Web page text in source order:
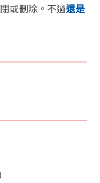
或刪除。不過還是